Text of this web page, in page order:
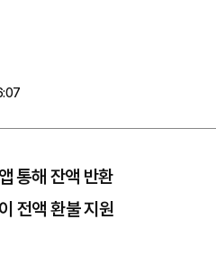
통해 잔액 반환
전액 환불 지원